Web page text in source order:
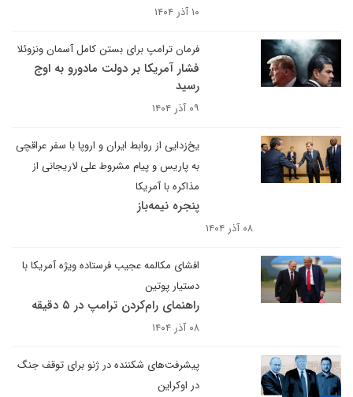
۱۰ آذر ۱۴۰۴
فرمان ترامپ برای بستن کامل آسمان ونزوئلا
فشار آمریکا بر دولت مادورو به اوج
رسید
۰۹ آذر ۱۴۰۴
یخ‌زدایی از روابط ایران و اروپا با سفر عراقچی
به پاریس و پیام مشروط علی لاریجانی از
مذاکره با آمریکا
پنجره نیمه‌باز
۰۸ آذر ۱۴۰۴
افشای مکالمه عجیب فرستاده ویژه آمریکا با
دستیار پوتین
راهنمای رام‌کردن ترامپ در ۵ دقیقه
۰۸ آذر ۱۴۰۴
پیشرفت‌های شکننده در ژنو برای توقف جنگ
در اوکراین